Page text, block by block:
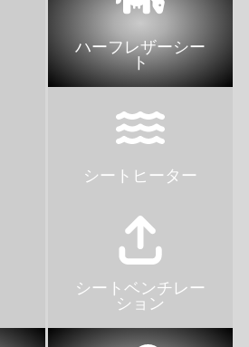
ハーフレザーシー
ト
シートヒーター
シートベンチレー
ション